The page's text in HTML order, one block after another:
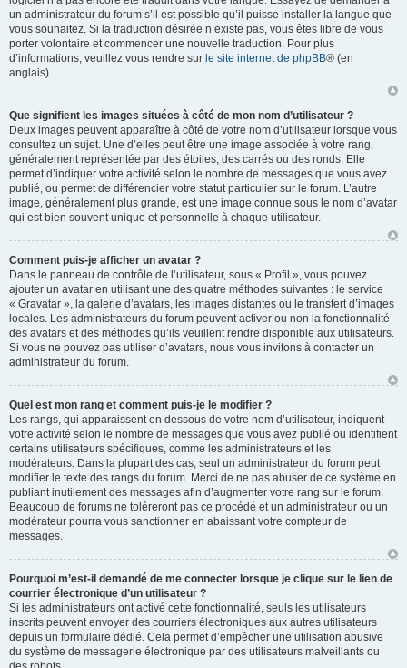
un administrateur du forum s’il est possible qu’il puisse installer la langue que
vous souhaitez. Si la traduction désirée n’existe pas, vous êtes libre de vous
porter volontaire et commencer une nouvelle traduction. Pour plus
d’informations, veuillez vous rendre sur le site internet de phpBB® (en
anglais).
Que signifient les images situées à côté de mon nom d’utilisateur ?
Deux images peuvent apparaître à côté de votre nom d’utilisateur lorsque vous
consultez un sujet. Une d’elles peut être une image associée à votre rang,
généralement représentée par des étoiles, des carrés ou des ronds. Elle
permet d’indiquer votre activité selon le nombre de messages que vous avez
publié, ou permet de différencier votre statut particulier sur le forum. L’autre
image, généralement plus grande, est une image connue sous le nom d’avatar
qui est bien souvent unique et personnelle à chaque utilisateur.
Comment puis-je afficher un avatar ?
Dans le panneau de contrôle de l’utilisateur, sous « Profil », vous pouvez
ajouter un avatar en utilisant une des quatre méthodes suivantes : le service
« Gravatar », la galerie d’avatars, les images distantes ou le transfert d’images
locales. Les administrateurs du forum peuvent activer ou non la fonctionnalité
des avatars et des méthodes qu’ils veuillent rendre disponible aux utilisateurs.
Si vous ne pouvez pas utiliser d’avatars, nous vous invitons à contacter un
administrateur du forum.
Quel est mon rang et comment puis-je le modifier ?
Les rangs, qui apparaissent en dessous de votre nom d’utilisateur, indiquent
votre activité selon le nombre de messages que vous avez publié ou identifient
certains utilisateurs spécifiques, comme les administrateurs et les
modérateurs. Dans la plupart des cas, seul un administrateur du forum peut
modifier le texte des rangs du forum. Merci de ne pas abuser de ce système en
publiant inutilement des messages afin d’augmenter votre rang sur le forum.
Beaucoup de forums ne toléreront pas ce procédé et un administrateur ou un
modérateur pourra vous sanctionner en abaissant votre compteur de
messages.
Pourquoi m’est-il demandé de me connecter lorsque je clique sur le lien de
courrier électronique d’un utilisateur ?
Si les administrateurs ont activé cette fonctionnalité, seuls les utilisateurs
inscrits peuvent envoyer des courriers électroniques aux autres utilisateurs
depuis un formulaire dédié. Cela permet d’empêcher une utilisation abusive
du système de messagerie électronique par des utilisateurs malveillants ou